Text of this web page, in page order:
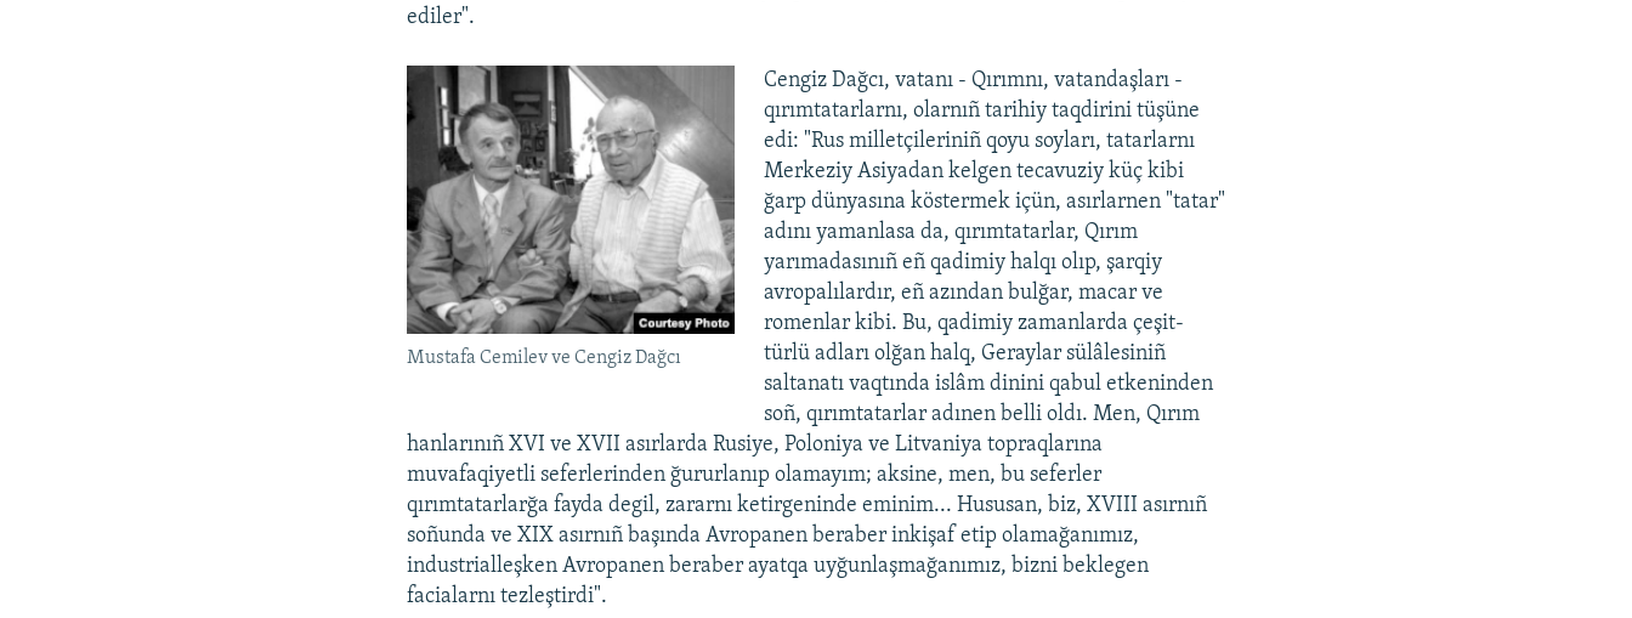
ediler".
Mustafa Cemilev ve Cengiz Dağcı
Cengiz Dağcı, vatanı - Qırımnı, vatandaşları -
qırımtatarlarnı, olarnıñ tarihiy taqdirini tüşüne
edi: "Rus milletçileriniñ qoyu soyları, tatarlarnı
Merkeziy Asiyadan kelgen tecavuziy küç kibi
ğarp dünyasına köstermek içün, asırlarnen "tatar"
adını yamanlasa da, qırımtatarlar, Qırım
yarımadasınıñ eñ qadimiy halqı olıp, şarqiy
avropalılardır, eñ azından bulğar, macar ve
romenlar kibi. Bu, qadimiy zamanlarda çeşit-
türlü adları olğan halq, Geraylar sülâlesiniñ
saltanatı vaqtında islâm dinini qabul etkeninden
soñ, qırımtatarlar adınen belli oldı. Men, Qırım
hanlarınıñ XVI ve XVII asırlarda Rusiye, Poloniya ve Litvaniya topraqlarına
muvafaqiyetli seferlerinden ğururlanıp olamayım; aksine, men, bu seferler
qırımtatarlarğa fayda degil, zararnı ketirgeninde eminim... Hususan, biz, XVIII asırnıñ
soñunda ve XIX asırnıñ başında Avropanen beraber inkişaf etip olamağanımız,
industrialleşken Avropanen beraber ayatqa uyğunlaşmağanımız, bizni beklegen
facialarnı tezleştirdi".